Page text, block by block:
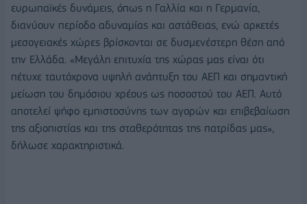
ευρωπαϊκές δυνάμεις, όπως η Γαλλία και η Γερμανία,
διανύουν περίοδο αδυναμίας και αστάθειας, ενώ αρκετές
μεσογειακές χώρες βρίσκονται σε δυσμενέστερη θέση από
την Ελλάδα. «Μεγάλη επιτυχία της χώρας μας είναι ότι
πέτυχε ταυτόχρονα υψηλή ανάπτυξη του ΑΕΠ και σημαντική
μείωση του δημόσιου χρέους ως ποσοστού του ΑΕΠ. Αυτό
αποτελεί ψήφο εμπιστοσύνης των αγορών και επιβεβαίωση
της αξιοπιστίας και της σταθερότητας της πατρίδας μας»,
δήλωσε χαρακτηριστικά.